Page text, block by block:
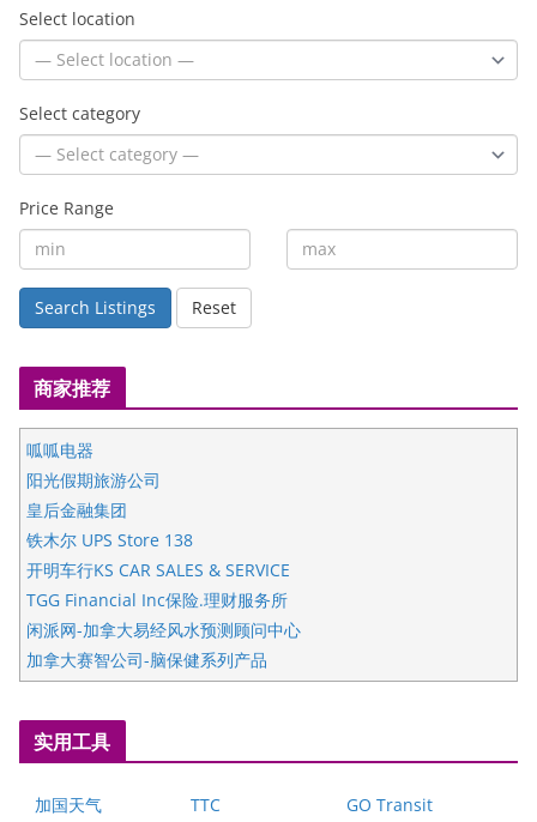
Select location
Select category
Price Range
Search Listings Reset
商家推荐
呱呱电器
阳光假期旅游公司
皇后金融集团
铁木尔 UPS Store 138
开明车行KS CAR SALES & SERVICE
TGG Financial Inc保险.理财服务所
闲派网-加拿大易经风水预测顾问中心
加拿大赛智公司-脑保健系列产品
五星国艺拍卖及评估公司
国际注册执业营养师公会
爱德华连锁酒店万锦分店
健健宝公司
实用工具
加国天气 TTC GO Transit